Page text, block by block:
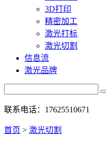
3D打印
精密加工
激光打标
激光切割
信息流
激光品牌
联系电话：17625510671
首页 > 激光切割